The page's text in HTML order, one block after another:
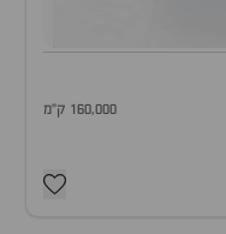
160,000 ק"מ